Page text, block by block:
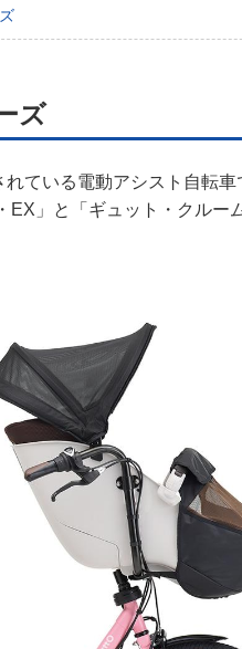
ズ
ている電動アシスト自転車
EX」と「ギュット・クルー